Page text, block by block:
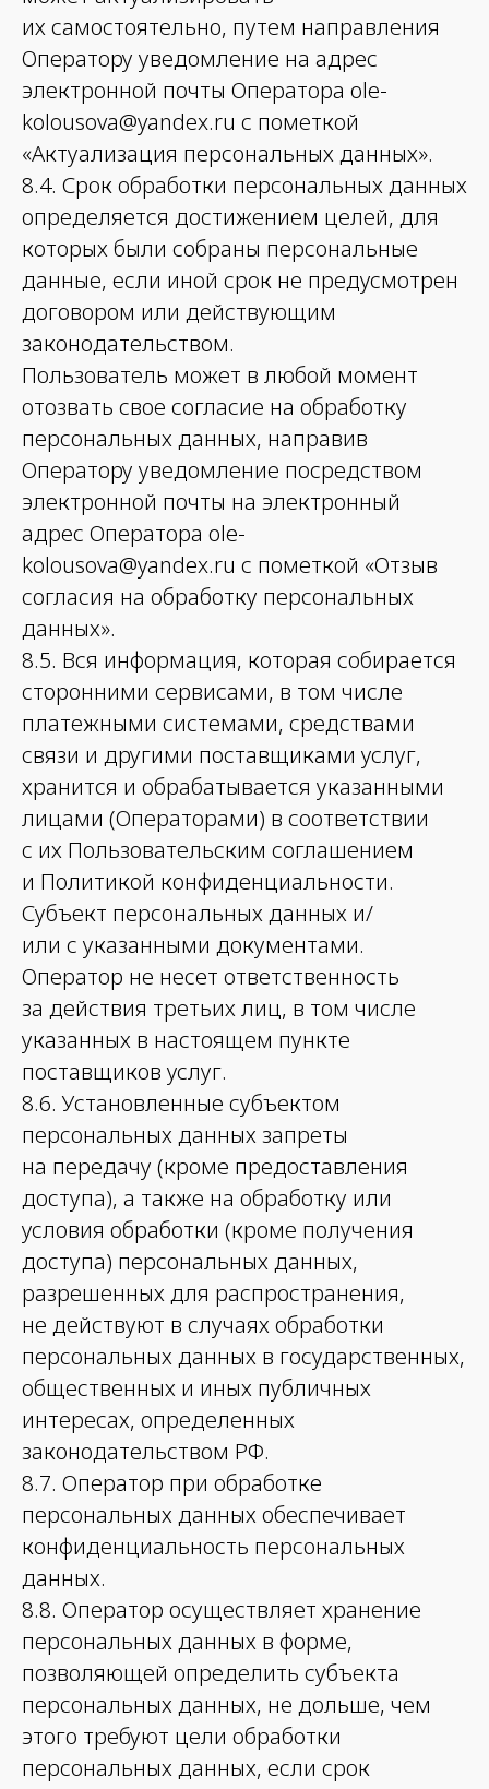
их самостоятельно, путем направления
Оператору уведомление на адрес
электронной почты Оператора ole-
kolousova@yandex.ru с пометкой
«Актуализация персональных данных».
8.4. Срок обработки персональных данных
определяется достижением целей, для
которых были собраны персональные
данные, если иной срок не предусмотрен
договором или действующим
законодательством.
Пользователь может в любой момент
отозвать свое согласие на обработку
персональных данных, направив
Оператору уведомление посредством
электронной почты на электронный
адрес Оператора ole-
kolousova@yandex.ru с пометкой «Отзыв
согласия на обработку персональных
данных».
8.5. Вся информация, которая собирается
сторонними сервисами, в том числе
платежными системами, средствами
связи и другими поставщиками услуг,
хранится и обрабатывается указанными
лицами (Операторами) в соответствии
с их Пользовательским соглашением
и Политикой конфиденциальности.
Субъект персональных данных и/
или с указанными документами.
Оператор не несет ответственность
за действия третьих лиц, в том числе
указанных в настоящем пункте
поставщиков услуг.
8.6. Установленные субъектом
персональных данных запреты
на передачу (кроме предоставления
доступа), а также на обработку или
условия обработки (кроме получения
доступа) персональных данных,
разрешенных для распространения,
не действуют в случаях обработки
персональных данных в государственных,
общественных и иных публичных
интересах, определенных
законодательством РФ.
8.7. Оператор при обработке
персональных данных обеспечивает
конфиденциальность персональных
данных.
8.8. Оператор осуществляет хранение
персональных данных в форме,
позволяющей определить субъекта
персональных данных, не дольше, чем
этого требуют цели обработки
персональных данных, если срок